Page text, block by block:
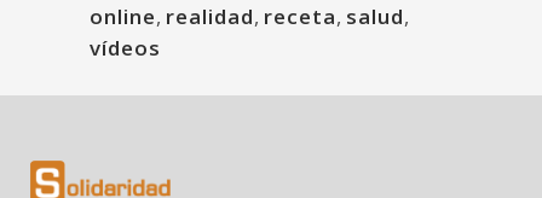
online, realidad, receta, salud,
vídeos